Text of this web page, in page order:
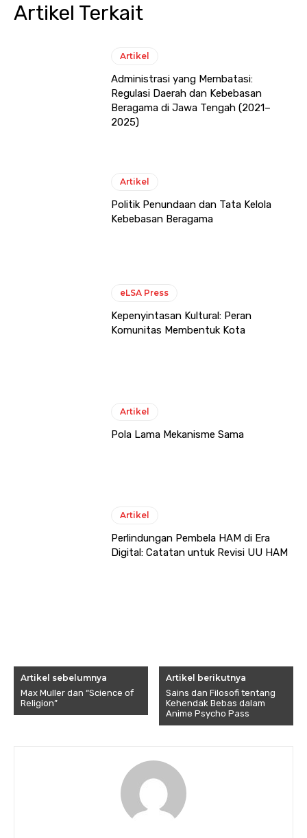
Artikel Terkait
Artikel
Administrasi yang Membatasi:
Regulasi Daerah dan Kebebasan
Beragama di Jawa Tengah (2021–
2025)
Artikel
Politik Penundaan dan Tata Kelola
Kebebasan Beragama
eLSA Press
Kepenyintasan Kultural: Peran
Komunitas Membentuk Kota
Artikel
Pola Lama Mekanisme Sama
Artikel
Perlindungan Pembela HAM di Era
Digital: Catatan untuk Revisi UU HAM
Artikel sebelumnya
Max Muller dan “Science of
Religion”
Artikel berikutnya
Sains dan Filosofi tentang
Kehendak Bebas dalam
Anime Psycho Pass